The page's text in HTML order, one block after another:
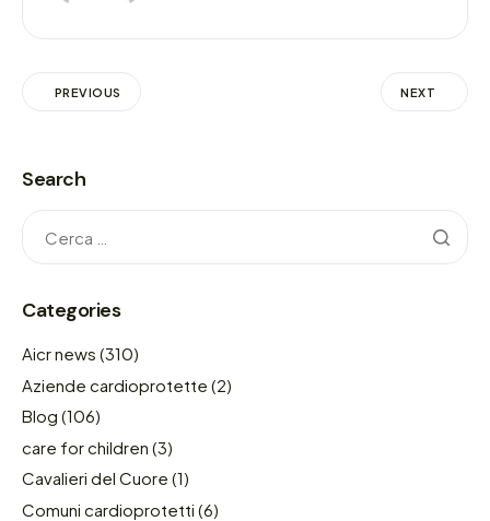
PREVIOUS NEXT
Search
Categories
Aicr news (310)
Aziende cardioprotette (2)
Blog (106)
care for children (3)
Cavalieri del Cuore (1)
Comuni cardioprotetti (6)